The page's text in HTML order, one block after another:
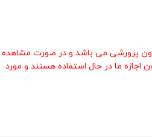
پرورشی می باشد و در صورت مشاهده
ما در حال استفاده هستند و مورد